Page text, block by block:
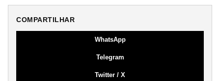
COMPARTILHAR
WhatsApp
Telegram
Twitter / X